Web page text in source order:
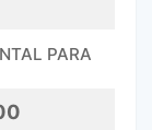
PARA